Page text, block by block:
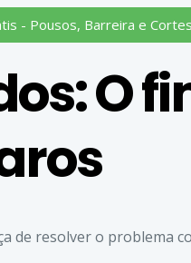
- Pousos, Barreira e Cortes
O
de resolver o problema